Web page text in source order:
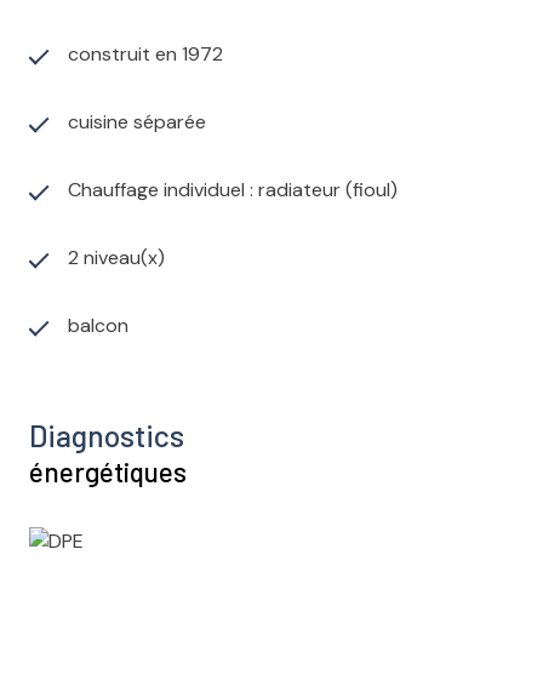
construit en 1972
cuisine séparée
Chauffage individuel : radiateur (fioul)
2 niveau(x)
balcon
Diagnostics
énergétiques